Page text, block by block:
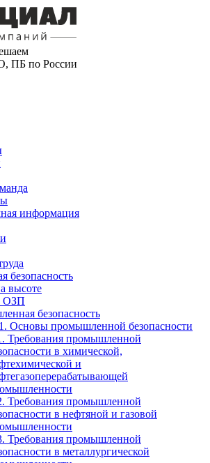
ПБ по России
информация
безопасность
высоте
ОЗП
безопасность
Основы промышленной безопасности
Требования промышленной
в химической,
и
Требования промышленной
в нефтяной и газовой
Требования промышленной
в металлургической